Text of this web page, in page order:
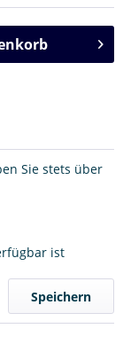
Sie stets über
ist
Speichern